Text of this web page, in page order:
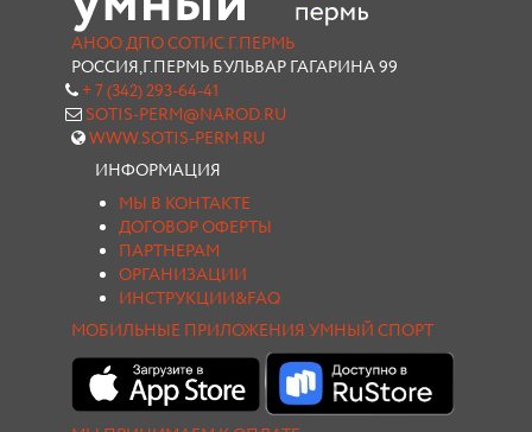
АНОО ДПО СОТИС Г.ПЕРМЬ
РОССИЯ,Г.ПЕРМЬ БУЛЬВАР ГАГАРИНА 99
+ 7 (342) 293-64-41
SOTIS-PERM@NAROD.RU
WWW.SOTIS-PERM.RU
ИНФОРМАЦИЯ
МЫ В КОНТАКТЕ
ДОГОВОР ОФЕРТЫ
ПАРТНЕРАМ
ОРГАНИЗАЦИИ
ИНСТРУКЦИИ&FAQ
МОБИЛЬНЫЕ ПРИЛОЖЕНИЯ УМНЫЙ СПОРТ